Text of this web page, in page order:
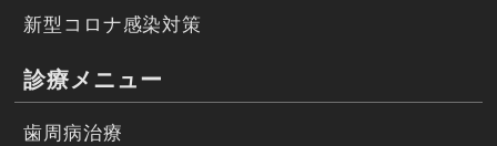
新型コロナ感染対策
診療メニュー
歯周病治療